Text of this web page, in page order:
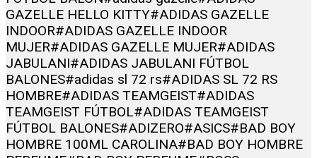
GAZELLE HELLO KITTY#ADIDAS GAZELLE
INDOOR#ADIDAS GAZELLE INDOOR
MUJER#ADIDAS GAZELLE MUJER#ADIDAS
JABULANI#ADIDAS JABULANI FÚTBOL
BALONES#adidas sl 72 rs#ADIDAS SL 72 RS
HOMBRE#ADIDAS TEAMGEIST#ADIDAS
TEAMGEIST FÚTBOL#ADIDAS TEAMGEIST
FÚTBOL BALONES#ADIZERO#ASICS#BAD BOY
HOMBRE 100ML CAROLINA#BAD BOY HOMBRE